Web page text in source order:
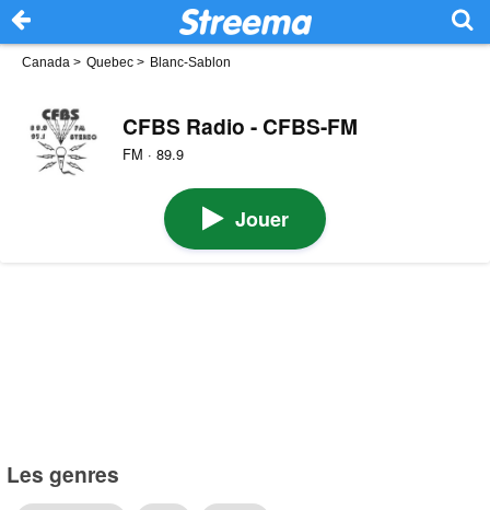
Canada > Quebec > Blanc-Sablon
CFBS Radio - CFBS-FM
FM · 89.9
Jouer
Les genres